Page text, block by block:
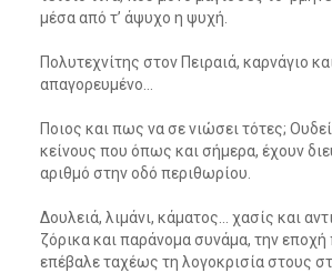
μέσα από τ’ άψυχο η ψυχή.
Πολυτεχνίτης στον Πειραιά, καρνάγιο
απαγορευμένο…
Ποιος και πως να σε νιώσει τότες;
κείνους που όπως και σήμερα, έχουν
αριθμό στην οδό περιθωρίου.
Δουλειά, λιμάνι, κάματος… χασίς και
ζόρικα και παράνομα συνάμα, την εποχή
επέβαλε ταχέως τη λογοκρισία στους